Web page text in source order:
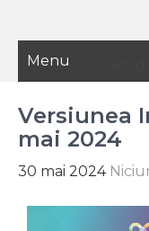
Menu
Versiunea
mai 2024
30 mai 2024